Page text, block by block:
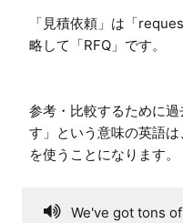
「見積依頼」は「
略して「RFQ」です。
参考・比較するために
す」という意味の英語
を使うことになります。
We've got tons